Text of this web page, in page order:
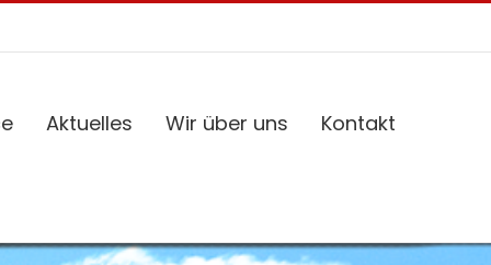
Aktuelles Wir über uns Kontakt